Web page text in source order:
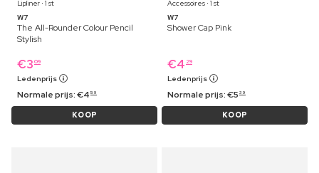
Lipliner ⋅ 1 st
W7
The All-Rounder Colour Pencil
Stylish
€3 09
Ledenprijs
Normale prijs:€4 59
KOOP
Accessoires ⋅ 1 st
W7
Shower Cap Pink
€4 29
Ledenprijs
Normale prijs:€5 39
KOOP